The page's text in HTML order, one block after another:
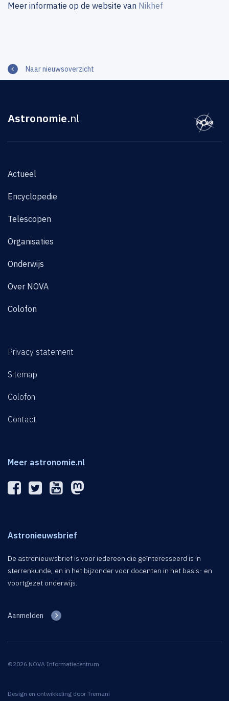
Meer informatie op de website van Nikhef
Naar nieuwsoverzicht
Astronomie.nl
Actueel
Encyclopedie
Telescopen
Organisaties
Onderwijs
Over NOVA
Colofon
Privacy statement
Sitemap
Colofon
Contact
Meer astronomie.nl
Astronieuwsbrief
De astronieuwsbrief is voor iedereen die geïnteresseerd is in
sterrenkunde, en in het bijzonder voor docenten in het basis- en
voortgezet onderwijs.
Aanmelden
©2026 NOVA Informatiecentrum
Design en ontwikkeling door Tremani